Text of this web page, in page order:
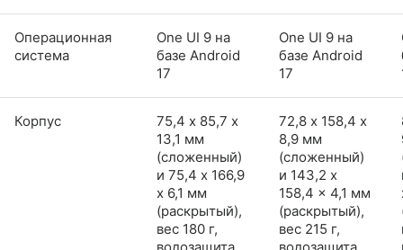
Операционная
система
One UI 9 на
базе Android
17
One UI 9 на
базе Android
17
Корпус
75,4 х 85,7 х
13,1 мм
(сложенный)
и 75,4 x 166,9
x 6,1 мм
(раскрытый),
вес 180 г,
72,8 х 158,4 х
8,9 мм
(сложенный)
и 143,2 x
158,4 x 4,1 мм
(раскрытый),
вес 215 г,